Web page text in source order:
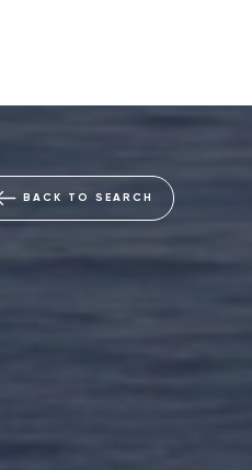
BACK TO SEARCH